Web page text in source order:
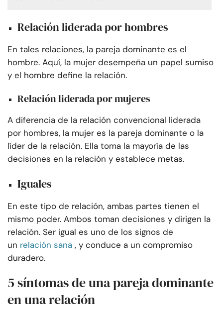
Relación liderada por hombres
En tales relaciones, la pareja dominante es el
hombre. Aquí, la mujer desempeña un papel sumiso
y el hombre define la relación.
Relación liderada por mujeres
A diferencia de la relación convencional liderada
por hombres, la mujer es la pareja dominante o la
líder de la relación. Ella toma la mayoría de las
decisiones en la relación y establece metas.
Iguales
En este tipo de relación, ambas partes tienen el
mismo poder. Ambos toman decisiones y dirigen la
relación. Ser igual es uno de los signos de
un relación sana , y conduce a un compromiso
duradero.
5 síntomas de una pareja dominante
en una relación